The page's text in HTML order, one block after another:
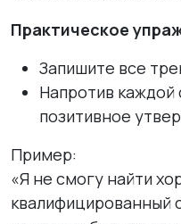
Практическое
Запишите все
Напротив
позитивное
Пример:
«Я не смогу найти
квалифицированный